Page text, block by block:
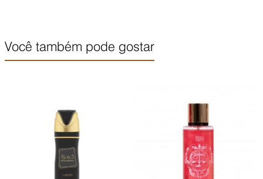
Você também pode gostar